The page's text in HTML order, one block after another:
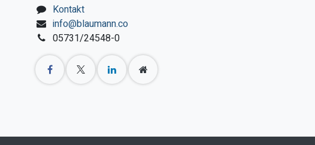
Kontakt
info@blaumann.co
05731/24548-0